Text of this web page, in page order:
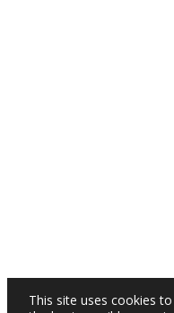
This site uses cookies